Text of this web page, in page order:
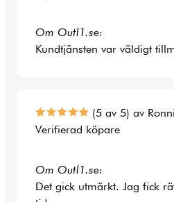
Om Outl1.se:
Kundtjänsten var väldigt
(5 av 5) av
Verifierad köpare
Om Outl1.se:
Det gick utmärkt. Jag fick